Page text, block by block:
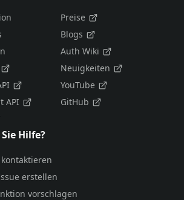
API
Preise
Blogs
Auth Wiki
Neuigkeiten
YouTube
GitHub
Hilfe?
erstellen
vorschlagen